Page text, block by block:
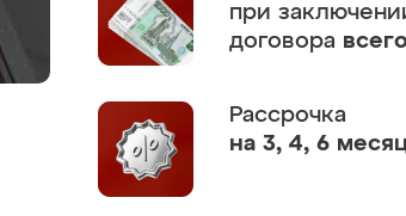
при
договора
Рассрочка
на 3, 4, 6